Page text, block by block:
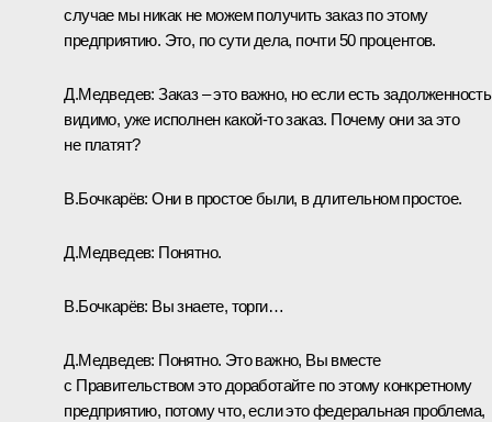
случае мы никак не можем получить заказ по этому
предприятию. Это, по сути дела, почти 50 процентов.
Д.Медведев: Заказ – это важно, но если есть
видимо, уже исполнен какой‑то заказ. Почему они за это
не платят?
В.Бочкарёв: Они в простое были, в длительном простое.
Д.Медведев: Понятно.
В.Бочкарёв: Вы знаете, торги…
Д.Медведев: Понятно. Это важно, Вы вместе
с Правительством это доработайте по этому конкретному
предприятию, потому что, если это федеральная проблема,